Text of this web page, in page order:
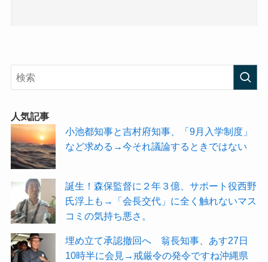
人気記事
小池都知事と吉村府知事、「9月入学制度」
など求める→今それ議論するときではない
誕生！森保監督に２年３億、サポート役西野
氏浮上も→「会長交代」に全く触れないマス
コミの気持ち悪さ。
埋め立て承認撤回へ 翁長知事、あす27日
10時半に会見→戒厳令の発令ですね沖縄県